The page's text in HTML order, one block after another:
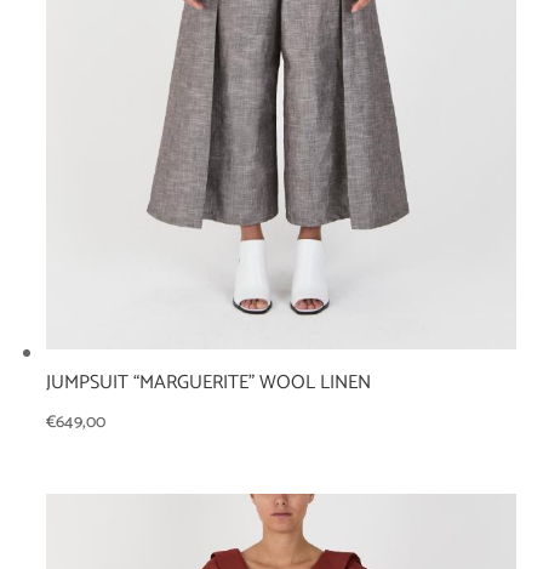
JUMPSUIT “MARGUERITE” WOOL LINEN
€649,00